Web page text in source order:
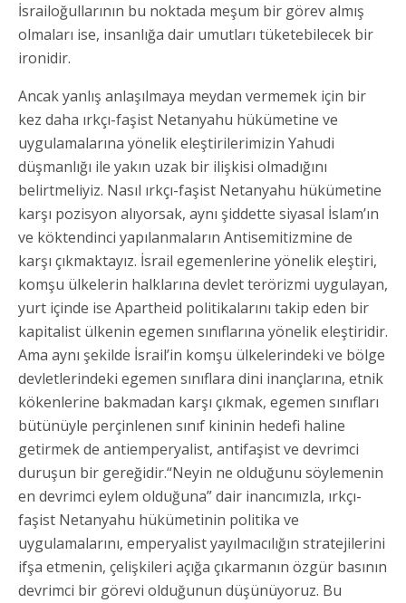
İsrailoğullarının bu noktada meşum bir görev almış
olmaları ise, insanlığa dair umutları tüketebilecek bir
ironidir.
Ancak yanlış anlaşılmaya meydan vermemek için bir
kez daha ırkçı-faşist Netanyahu hükümetine ve
uygulamalarına yönelik eleştirilerimizin Yahudi
düşmanlığı ile yakın uzak bir ilişkisi olmadığını
belirtmeliyiz. Nasıl ırkçı-faşist Netanyahu hükümetine
karşı pozisyon alıyorsak, aynı şiddette siyasal İslam’ın
ve köktendinci yapılanmaların Antisemitizmine de
karşı çıkmaktayız. İsrail egemenlerine yönelik eleştiri,
komşu ülkelerin halklarına devlet terörizmi uygulayan,
yurt içinde ise Apartheid politikalarını takip eden bir
kapitalist ülkenin egemen sınıflarına yönelik eleştiridir.
Ama aynı şekilde İsrail’in komşu ülkelerindeki ve bölge
devletlerindeki egemen sınıflara dini inançlarına, etnik
kökenlerine bakmadan karşı çıkmak, egemen sınıfları
bütünüyle perçinlenen sınıf kininin hedefi haline
getirmek de antiemperyalist, antifaşist ve devrimci
duruşun bir gereğidir.“Neyin ne olduğunu söylemenin
en devrimci eylem olduğuna” dair inancımızla, ırkçı-
faşist Netanyahu hükümetinin politika ve
uygulamalarını, emperyalist yayılmacılığın stratejilerini
ifşa etmenin, çelişkileri açığa çıkarmanın özgür basının
devrimci bir görevi olduğunun düşünüyoruz. Bu